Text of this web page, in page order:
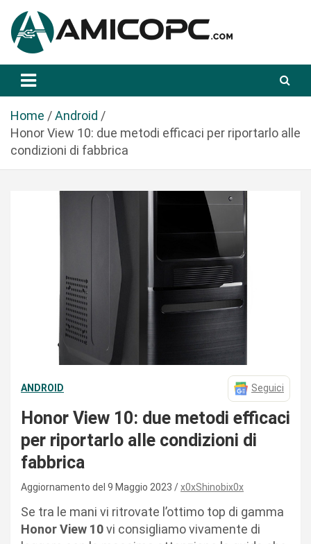
a
Amicopc.com
Home
Android
Honor View 10: due metodi efficaci per riportarlo alle
condizioni di fabbrica
ANDROID Seguici
Honor View 10: due metodi efficaci
per riportarlo alle condizioni di
fabbrica
Aggiornamento del 9 Maggio 2023 x0xShinobix0x
Se tra le mani vi ritrovate l’ottimo top di gamma
Honor View 10vi consigliamo vivamente di